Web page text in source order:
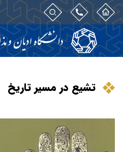
تشیع در مسیر تاریخ